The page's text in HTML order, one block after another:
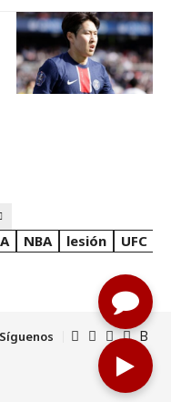
NBA lesión UFC
Síguenos